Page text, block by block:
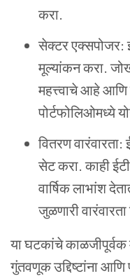
करा.
सेक्टरएक्सपोजर:
मूल्यांकनकरा.
महत्त्वाचेआहेआणि
पोर्टफोलिओमध्ये
वितरण
सेटकरा. काही
वार्षिकलाभांश
जुळणारीवारंवारता
याघटकांचेकाळजीपूर्वक
गुंतवणूकउद्दिष्टांनाआणि